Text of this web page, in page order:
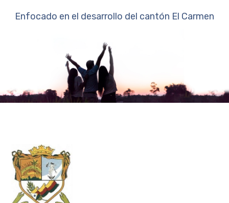
Enfocado en el desarrollo del cantón El Carmen